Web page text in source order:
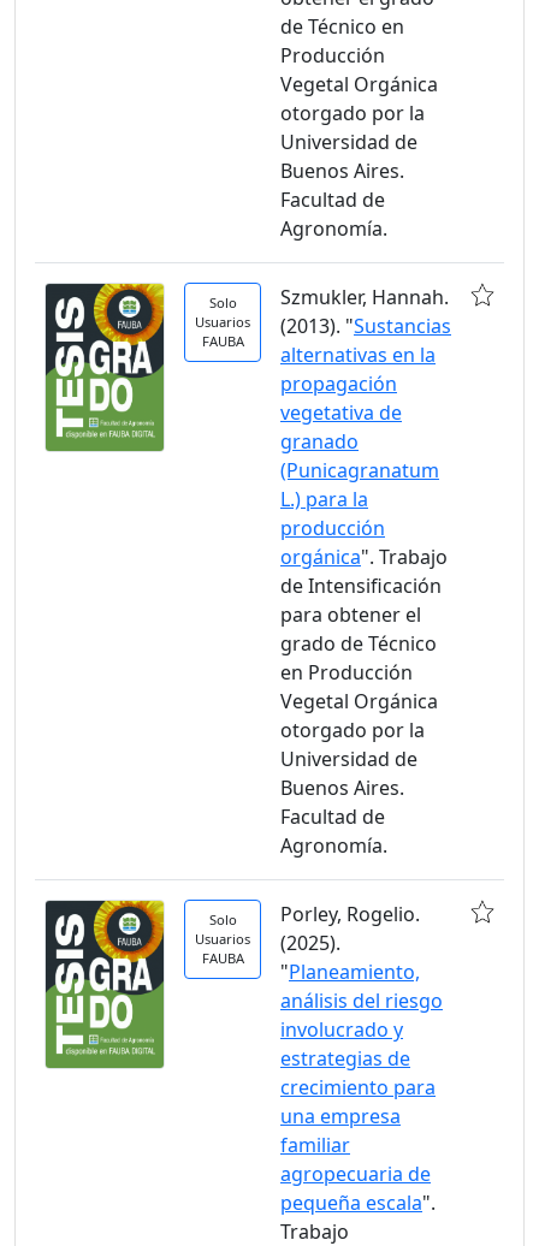
de Técnico en
Producción
Vegetal Orgánica
otorgado por la
Universidad de
Buenos Aires.
Facultad de
Agronomía.
Solo
Usuarios
FAUBA
Szmukler, Hannah.
(2013). "Sustancias
alternativas en la
propagación
vegetativa de
granado
(Punicagranatum
L.) para la
producción
orgánica". Trabajo
de Intensificación
para obtener el
grado de Técnico
en Producción
Vegetal Orgánica
otorgado por la
Universidad de
Buenos Aires.
Facultad de
Agronomía.
Solo
Usuarios
FAUBA
Porley, Rogelio.
(2025).
"Planeamiento,
análisis del riesgo
involucrado y
estrategias de
crecimiento para
una empresa
familiar
agropecuaria de
pequeña escala".
Trabajo